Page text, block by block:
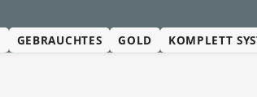
GEBRAUCHTES GOLD KOMPLETT